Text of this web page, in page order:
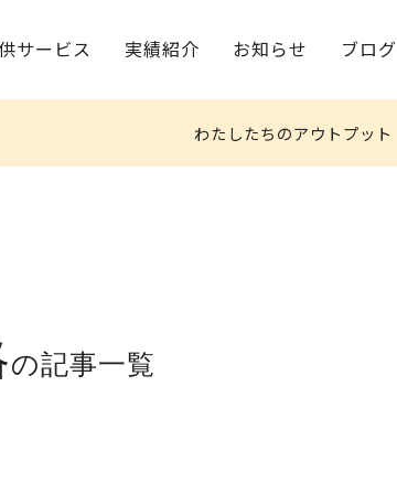
サービス 実績紹介 お知らせ ブログ
わたしたちのアウトプット
の記事一覧